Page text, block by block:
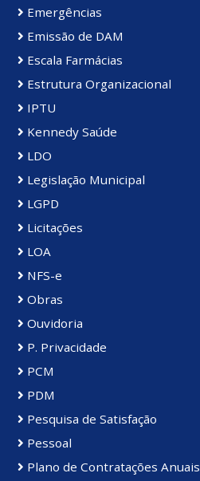
Emergências
Emissão de DAM
Escala Farmácias
Estrutura Organizacional
IPTU
Kennedy Saúde
LDO
Legislação Municipal
LGPD
Licitações
LOA
NFS-e
Obras
Ouvidoria
P. Privacidade
PCM
PDM
Pesquisa de Satisfação
Pessoal
Plano de Contratações Anuais